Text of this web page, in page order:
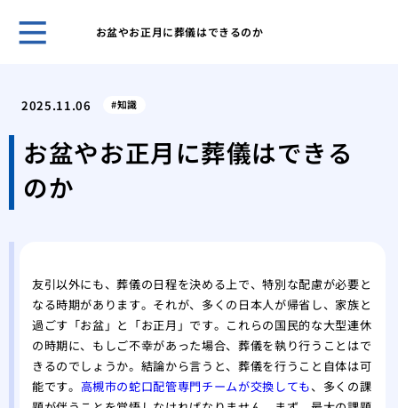
お盆やお正月に葬儀はできるのか
自
を
2025.11.06 知識
お盆やお正月に葬儀はできる
のか
友引以外にも、葬儀の日程を決める上で、特別な配慮が必要と
なる時期があります。それが、多くの日本人が帰省し、家族と
過ごす「お盆」と「お正月」です。これらの国民的な大型連休
の時期に、もしご不幸があった場合、葬儀を執り行うことはで
きるのでしょうか。結論から言うと、葬儀を行うこと自体は可
能です。 高槻市の蛇口配管専門チームが交換しても、多くの課